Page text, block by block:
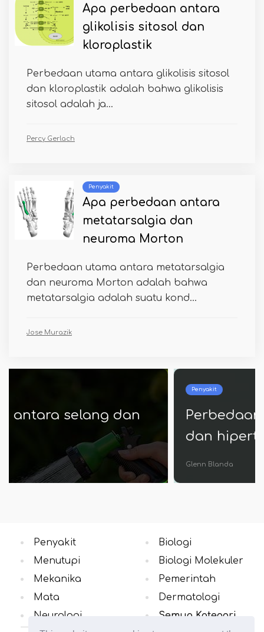
Apa perbedaan antara
glikolisis sitosol dan
kloroplastik
Perbedaan utama antara glikolisis sitosol
dan kloroplastik adalah bahwa glikolisis
sitosol adalah ja...
Percy Gerlach
Penyakit
Apa perbedaan antara
metatarsalgia dan
neuroma Morton
Perbedaan utama antara metatarsalgia
dan neuroma Morton adalah bahwa
metatarsalgia adalah suatu kond...
Jose Murazik
Perbedaan antara hipotermia
dan hipertermia
Glenn Blanda
Penyakit
Menutupi
Mekanika
Mata
Neurologi
Biologi
Biologi Molekuler
Pemerintah
Dermatologi
Semua Kategori